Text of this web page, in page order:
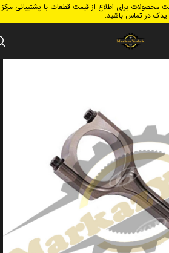
محصولات برای اطلاع از قیمت قطعات با پشتیبانی مرکز
یدک در تماس باشید.